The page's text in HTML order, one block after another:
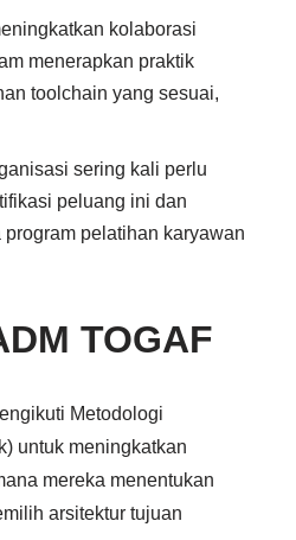
kolaborasi
menerapkan praktik
toolchain yang sesuai,
sering kali perlu
peluang ini dan
pelatihan karyawan
TOGAF
Metodologi
untuk meningkatkan
mereka menentukan
arsitektur tujuan